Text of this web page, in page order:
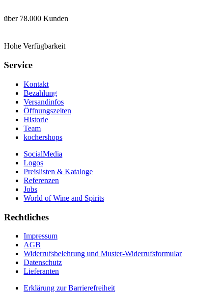
über 78.000 Kunden
Hohe Verfügbarkeit
Service
Kontakt
Bezahlung
Versandinfos
Öffnungszeiten
Historie
Team
kochershops
SocialMedia
Logos
Preislisten & Kataloge
Referenzen
Jobs
World of Wine and Spirits
Rechtliches
Impressum
AGB
Widerrufsbelehrung und Muster-Widerrufsformular
Datenschutz
Lieferanten
Erklärung zur Barrierefreiheit